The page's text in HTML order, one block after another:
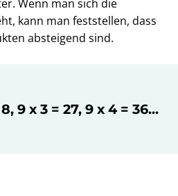
Wenn man sich die
kann man feststellen, dass
absteigend sind.
9 x 3 = 27, 9 x 4 = 36...